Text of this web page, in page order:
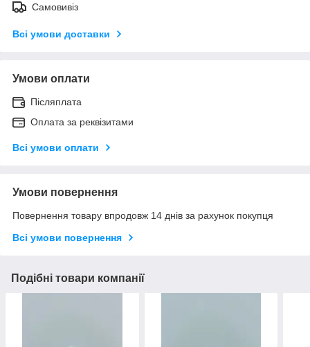
Самовивіз
Всі умови доставки
Умови оплати
Післяплата
Оплата за реквізитами
Всі умови оплати
Умови повернення
Повернення товару впродовж 14 днів за рахунок покупця
Всі умови повернення
Подібні товари компанії